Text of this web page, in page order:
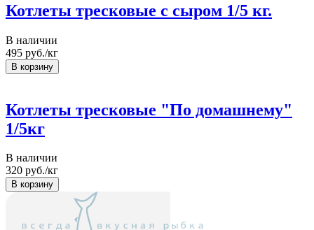
Котлеты тресковые с сыром 1/5 кг.
В наличии
495 руб./кг
Котлеты тресковые "По домашнему"
1/5кг
В наличии
320 руб./кг